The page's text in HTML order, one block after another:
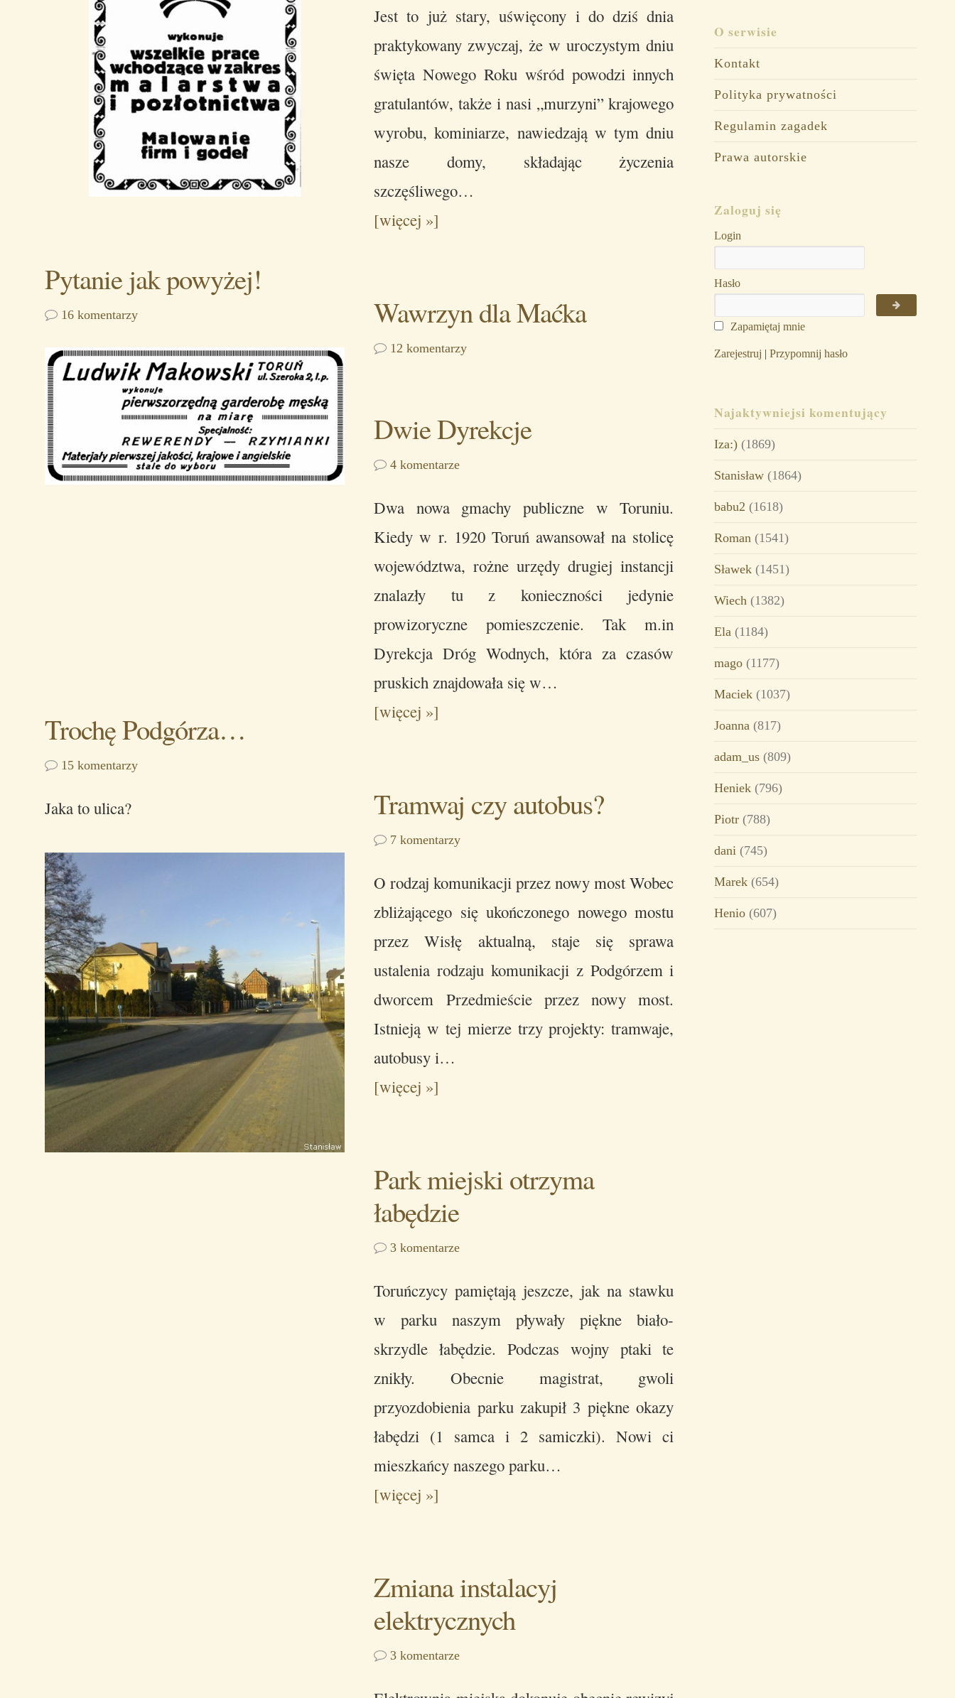
Pytanie jak powyżej!
16 komentarzy
Trochę Podgórza…
15 komentarzy
Jaka to ulica?
Jest to już stary, uświęcony i do dziś dnia
praktykowany zwyczaj, że w uroczystym dniu
święta Nowego Roku wśród powodzi innych
gratulantów, także i nasi „murzyni” krajowego
wyrobu, kominiarze, nawiedzają w tym dniu
nasze domy, składając życzenia
szczęśliwego…
[więcej »]
Wawrzyn dla Maćka
12 komentarzy
Dwie Dyrekcje
4 komentarze
Dwa nowa gmachy publiczne w Toruniu.
Kiedy w r. 1920 Toruń awansował na stolicę
województwa, rożne urzędy drugiej instancji
znalazły tu z konieczności jedynie
prowizoryczne pomieszczenie. Tak m.in
Dyrekcja Dróg Wodnych, która za czasów
pruskich znajdowała się w…
[więcej »]
Tramwaj czy autobus?
7 komentarzy
O rodzaj komunikacji przez nowy most Wobec
zbliżającego się ukończonego nowego mostu
przez Wisłę aktualną, staje się sprawa
ustalenia rodzaju komunikacji z Podgórzem i
dworcem Przedmieście przez nowy most.
Istnieją w tej mierze trzy projekty: tramwaje,
autobusy i…
[więcej »]
Park miejski otrzyma
łabędzie
3 komentarze
Toruńczycy pamiętają jeszcze, jak na stawku
w parku naszym pływały piękne biało-
skrzydle łabędzie. Podczas wojny ptaki te
znikły. Obecnie magistrat, gwoli
przyozdobienia parku zakupił 3 piękne okazy
łabędzi (1 samca i 2 samiczki). Nowi ci
mieszkańcy naszego parku…
[więcej »]
Zmiana instalacyj
elektrycznych
3 komentarze
O serwisie
Kontakt
Polityka prywatności
Regulamin zagadek
Prawa autorskie
Zaloguj się
Login
Hasło
Zapamiętaj mnie
Zarejestruj |Przypomnij hasło
Najaktywniejsi komentujący
Iza:) (1869)
Stanisław (1864)
babu2 (1618)
Roman (1541)
Sławek (1451)
Wiech (1382)
Ela (1184)
mago (1177)
Maciek (1037)
Joanna (817)
adam_us (809)
Heniek (796)
Piotr (788)
dani (745)
Marek (654)
Henio (607)